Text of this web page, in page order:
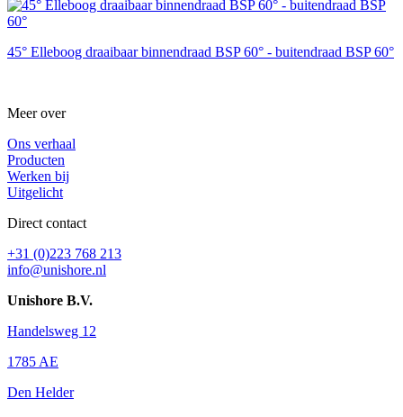
45° Elleboog draaibaar binnendraad BSP 60° - buitendraad BSP 60°
Meer over
Ons verhaal
Producten
Werken bij
Uitgelicht
Direct contact
+31 (0)223 768 213
info@unishore.nl
Unishore B.V.
Handelsweg 12
1785 AE
Den Helder